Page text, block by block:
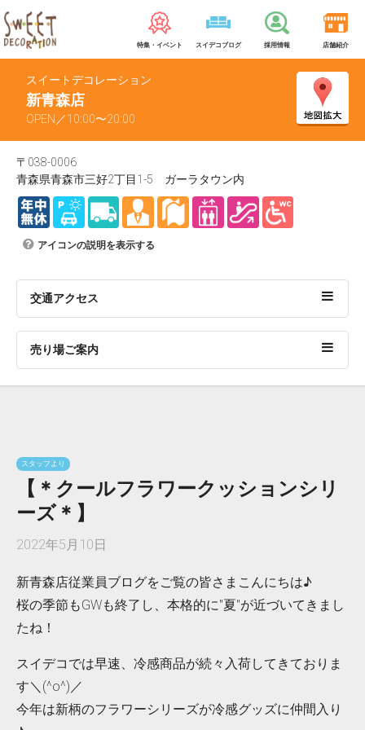
特集・イベント スイデコブログ 採用情報 店舗紹介
スイートデコレーション
新青森店
OPEN／10:00〜20:00
〒038-0006
青森県青森市三好2丁目1-5 ガーラタウン内
アイコンの説明を表示する
交通アクセス
売り場ご案内
スタッフより
【＊クールフラワークッションシリ
ーズ＊】
2022年5月10日
新青森店従業員ブログをご覧の皆さまこんにちは♪
桜の季節もGWも終了し、本格的に"夏"が近づいてきまし
たね！
スイデコでは早速、冷感商品が続々入荷してきておりま
す＼(^o^)／
今年は新柄のフラワーシリーズが冷感グッズに仲間入り